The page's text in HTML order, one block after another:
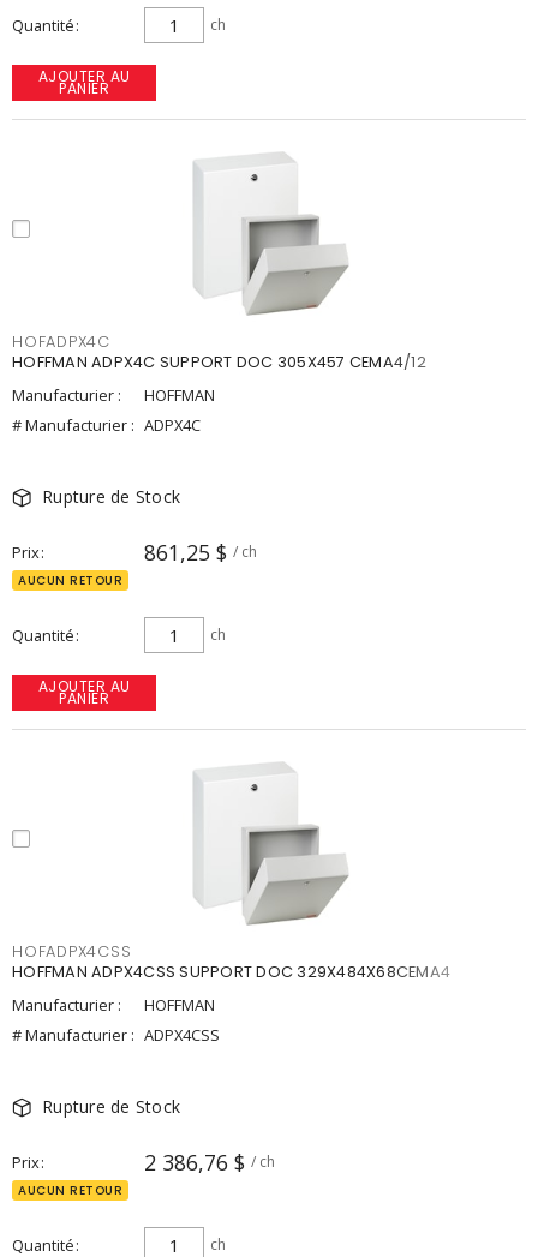
Quantité ch
AJOUTER AU
PANIER
HOFADPX4C
HOFFMAN ADPX4C SUPPORT DOC 305X457 CEMA4/12
Manufacturier :
HOFFMAN
# Manufacturier : ADPX4C
Rupture de Stock
Prix 861,25 $ / ch
AUCUN RETOUR
Quantité ch
AJOUTER AU
PANIER
HOFADPX4CSS
HOFFMAN ADPX4CSS SUPPORT DOC 329X484X68CEMA4
Manufacturier :
HOFFMAN
# Manufacturier : ADPX4CSS
Rupture de Stock
Prix 2 386,76 $ / ch
AUCUN RETOUR
Quantité ch